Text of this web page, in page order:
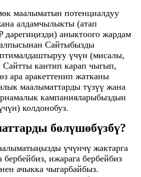
маалыматын потенциалдуу
алдамчылыкты (атап
дарегиңизди) аныктоого жардам
Сайтыбызды
үчүн (мисалы,
кантип карап чыгып,
ара аракеттенип жатканы
маалыматтарды түзүү жана
кампанияларыбыздын
колдонобуз.
бөлүшөбүзбү?
үчүнчү жактарга
бербейбиз, ижарага бербейбиз
ачыкка чыгарбайбыз.